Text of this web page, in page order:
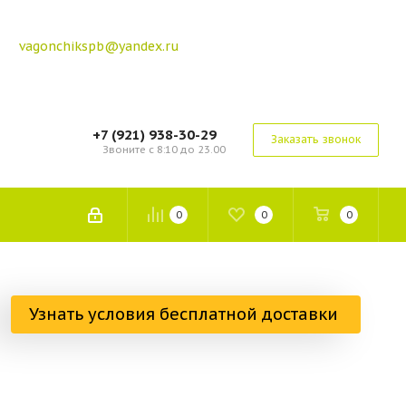
vagonchikspb@yandex.ru
+7 (921) 938-30-29
Звоните с 8:10 до 23.00
Заказать звонок
0 0 0
Узнать условия бесплатной доставки